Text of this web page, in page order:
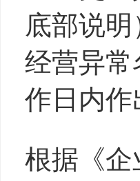
底部说
经营异
作日内作
根据《